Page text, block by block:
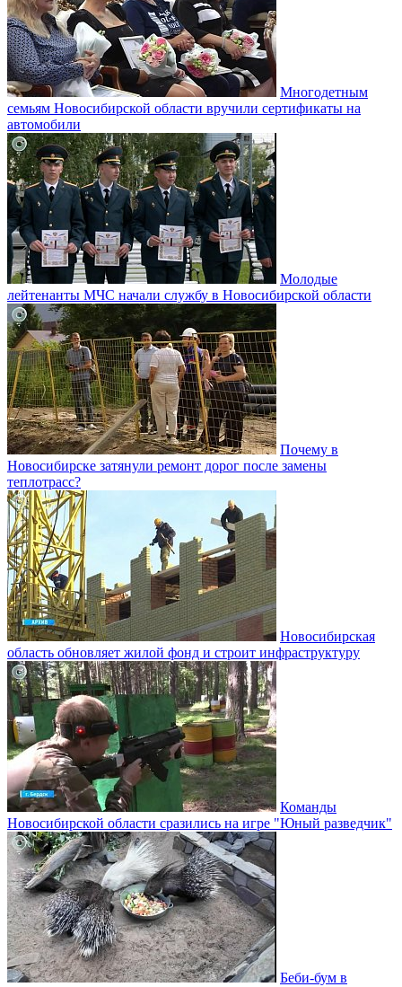
Многодетным
семьям Новосибирской области вручили сертификаты на
автомобили
Молодые
лейтенанты МЧС начали службу в Новосибирской области
Почему в
Новосибирске затянули ремонт дорог после замены
теплотрасс?
Новосибирская
область обновляет жилой фонд и строит инфраструктуру
Команды
Новосибирской области сразились на игре "Юный разведчик"
Беби-бум в